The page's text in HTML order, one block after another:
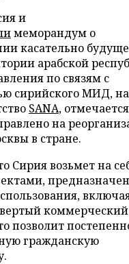
и
меморандум о
касательно
арабской
по связям с
сирийского МИД, на
SANA,
на
в стране.
Сирия возьмет на
позволит
гражданскую